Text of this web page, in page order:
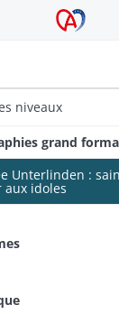
Archives Alsace -
niveaux
grand
Unterlinden :
aux idoles